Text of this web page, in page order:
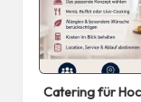
Posted
in
Catering für